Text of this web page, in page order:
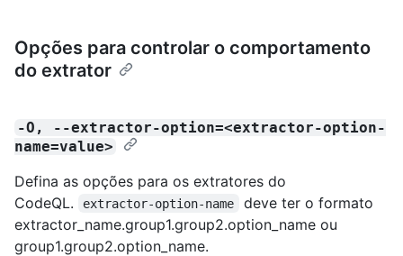
Opções para controlar o comportamento
do extrator
-O, --extractor-option=<extractor-option-
name=value>
Defina as opções para os extratores do
CodeQL.
extractor-option-name
deve ter o formato
extractor_name.group1.group2.option_name ou
group1.group2.option_name.